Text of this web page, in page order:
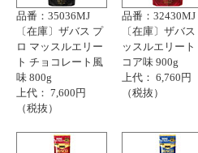
品番：35036MJ
〔在庫〕ザバス プ
ロ マッスルエリー
ト チョコレート風
味 800g
上代： 7,600円
（税抜）
品番：32430MJ
〔在庫〕ザバ
ッスルエリート
コア味 900g
上代： 6,760円
（税抜）